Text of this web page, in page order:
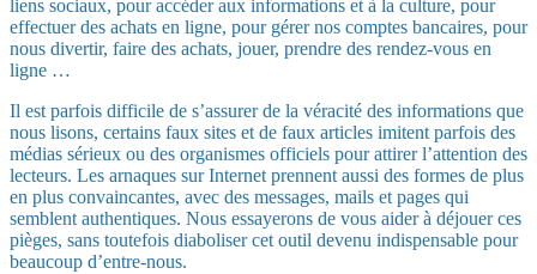
liens sociaux, pour accéder aux informations et à la culture, pour
effectuer des achats en ligne, pour gérer nos comptes bancaires, pour
nous divertir, faire des achats, jouer, prendre des rendez-vous en
ligne …
Il est parfois difficile de s’assurer de la véracité des informations que
nous lisons, certains faux sites et de faux articles imitent parfois des
médias sérieux ou des organismes officiels pour attirer l’attention des
lecteurs. Les arnaques sur Internet prennent aussi des formes de plus
en plus convaincantes, avec des messages, mails et pages qui
semblent authentiques. Nous essayerons de vous aider à déjouer ces
pièges, sans toutefois diaboliser cet outil devenu indispensable pour
beaucoup d’entre-nous.